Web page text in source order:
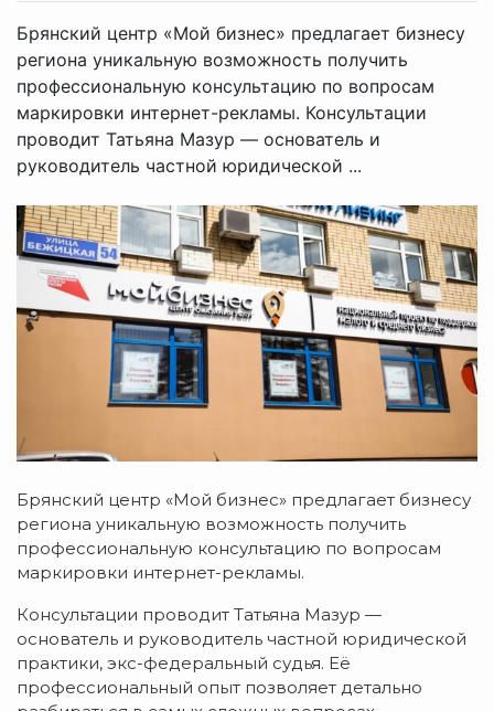
Брянский центр «Мой бизнес» предлагает бизнесу
региона уникальную возможность получить
профессиональную консультацию по вопросам
маркировки интернет-рекламы. Консультации
проводит Татьяна Мазур — основатель и
руководитель частной юридической ...
Брянский центр «Мой бизнес» предлагает бизнесу
региона уникальную возможность получить
профессиональную консультацию по вопросам
маркировки интернет-рекламы.
Консультации проводит Татьяна Мазур —
основатель и руководитель частной юридической
практики, экс-федеральный судья. Её
профессиональный опыт позволяет детально